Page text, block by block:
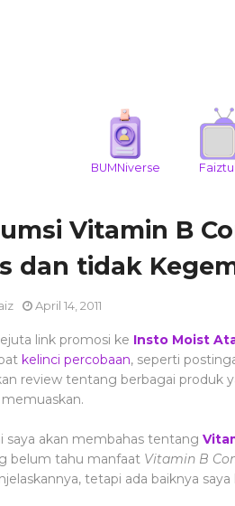
BUMNiverse
Vitamin B
dan tidak
April 14, 2011
link promosi ke Insto Moist
kelinci percobaan, seperti
review tentang berbagai produk
saya akan membahas tentang
belum tahu manfaat Vitamin B
tetapi ada baiknya